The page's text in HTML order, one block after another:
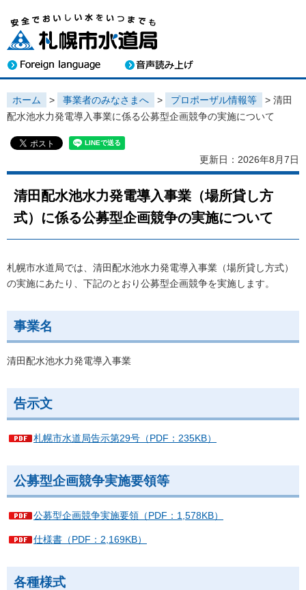
ホーム > 事業者のみなさまへ > プロポーザル情報等
> 清田
配水池水力発電導入事業に係る公募型企画競争の実施について
更新日：2026年8月7日
清田配水池水力発電導入事業（場所貸し方
式）に係る公募型企画競争の実施について
札幌市水道局では、清田配水池水力発電導入事業（場所貸し方式）
の実施にあたり、下記のとおり公募型企画競争を実施します。
事業名
清田配水池水力発電導入事業
告示文
札幌市水道局告示第29号（PDF：235KB）
公募型企画競争実施要領等
公募型企画競争実施要領（PDF：1,578KB）
仕様書（PDF：2,169KB）
各種様式